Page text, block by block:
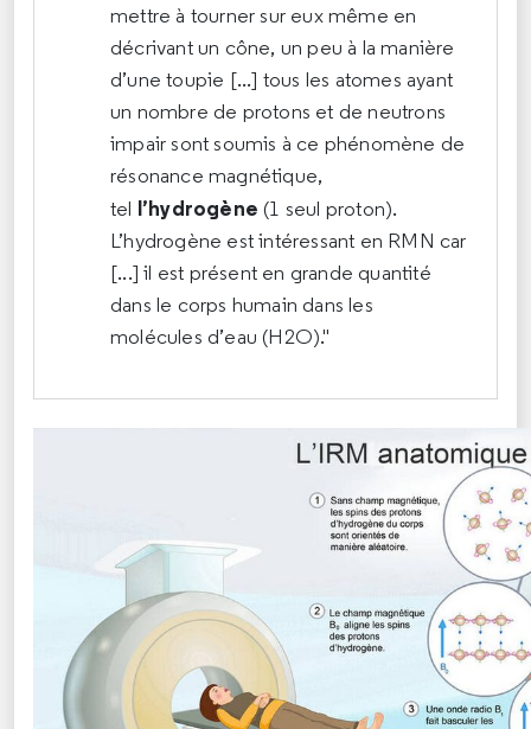
mettre à tourner sur eux même en
décrivant un cône, un peu à la manière
d’une toupie [...] tous les atomes ayant
un nombre de protons et de neutrons
impair sont soumis à ce phénomène de
résonance magnétique,
tel l’hydrogène (1 seul proton).
L’hydrogène est intéressant en RMN car
[...] il est présent en grande quantité
dans le corps humain dans les
molécules d’eau (H2O)."